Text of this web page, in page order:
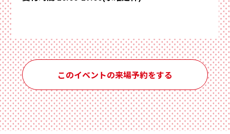
このイベントの来場予約をする